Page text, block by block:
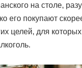
на столе,
его покупают
целей, для